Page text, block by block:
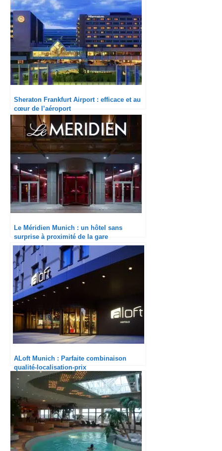
Sheraton Frankfurt Airport : efficace et au
cœur de l’aéroport
Le Méridien Munich : un hôtel sans
surprise à proximité de la gare
ALoft Munich : Parfaite combinaison
qualité-localisation-prix